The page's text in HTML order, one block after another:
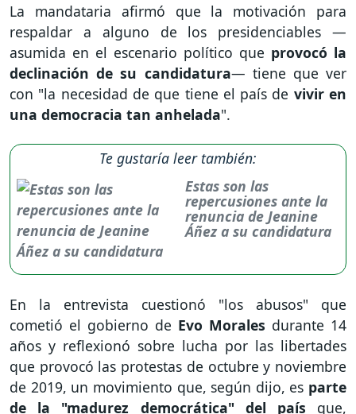
La mandataria afirmó que la motivación para
respaldar a alguno de los presidenciables —
asumida en el escenario político que provocó la
declinación de su candidatura— tiene que ver
con "la necesidad de que tiene el país de vivir en
una democracia tan anhelada".
Te gustaría leer también:
Estas son las
repercusiones ante la
renuncia de Jeanine
Áñez a su candidatura
En la entrevista cuestionó "los abusos" que
cometió el gobierno de Evo Morales durante 14
años y reflexionó sobre lucha por las libertades
que provocó las protestas de octubre y noviembre
de 2019, un movimiento que, según dijo, es parte
de la "madurez democrática" del país que,